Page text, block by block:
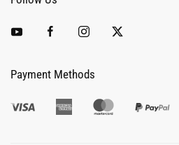
Payment Methods